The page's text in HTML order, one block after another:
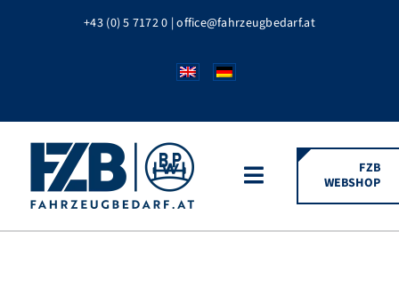
+43 (0) 5 7172 0 |office@fahrzeugbedarf.at
Toggle
Navigation
FZB
WEBSHOP